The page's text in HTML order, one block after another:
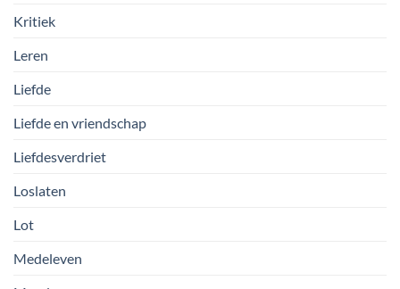
Kritiek
Leren
Liefde
Liefde en vriendschap
Liefdesverdriet
Loslaten
Lot
Medeleven